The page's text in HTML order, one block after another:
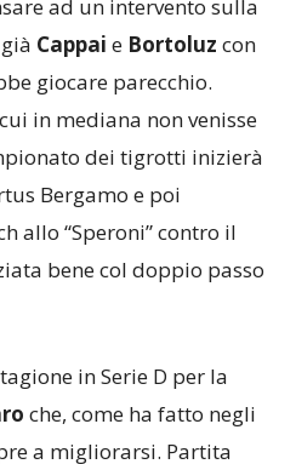
fornisce (in prospettiva)
(aspettando il rientro di
ad un intervento sulla
giàCappaieBortoluzcon
giocare parecchio.
in mediana non venisse
dei tigrotti inizierà
Bergamo e poi
allo “Speroni” contro il